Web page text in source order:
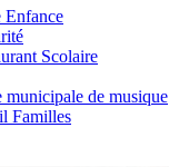
Enfance
Scolaire
municipale de musique
Familles